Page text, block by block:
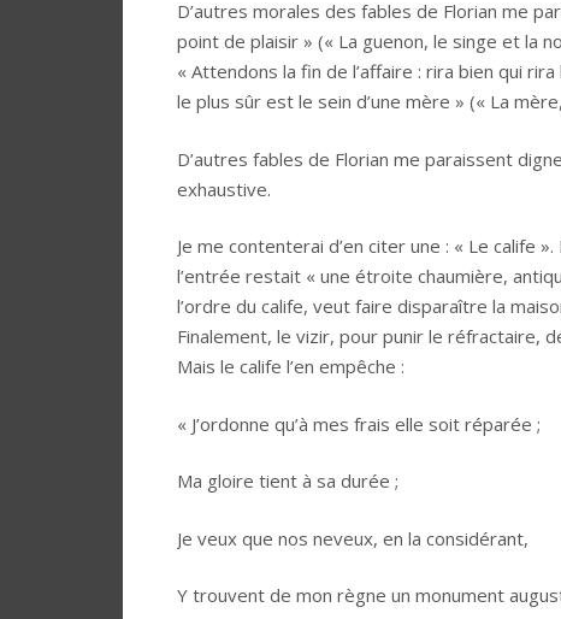
D’autres morales des fables de Florian me
point de plaisir » (« La guenon, le singe et la
« Attendons la fin de l’affaire : rira bien qui
le plus sûr est le sein d’une mère » (« La
D’autres fables de Florian me paraissent
exhaustive.
Je me contenterai d’en citer une : « Le calife
l’entrée restait « une étroite chaumière,
l’ordre du calife, veut faire disparaître la
Finalement, le vizir, pour punir le réfractaire,
Mais le calife l’en empêche :
« J’ordonne qu’à mes frais elle soit réparée ;
Ma gloire tient à sa durée ;
Je veux que nos neveux, en la considérant,
Y trouvent de mon règne un monument